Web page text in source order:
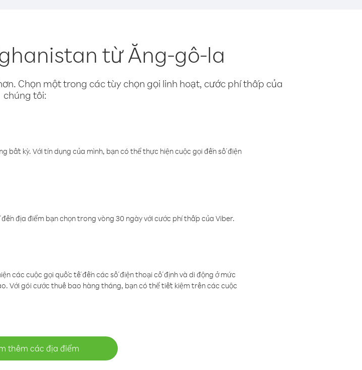
từ Ăng-gô-la
Chọn một trong các tùy chọn gọi linh hoạt, cước phí thấp của
chúng tôi:
bất kỳ. Với tín dụng của mình, bạn có thể thực hiện cuộc gọi đến số điện
địa điểm bạn chọn trong vòng 30 ngày với cước phí thấp của Viber.
các cuộc gọi quốc tế đến các số điện thoại cố định và di động ở mức
Với gói cước thuê bao hàng tháng, bạn có thể tiết kiệm trên các cuộc
thêm các địa điểm